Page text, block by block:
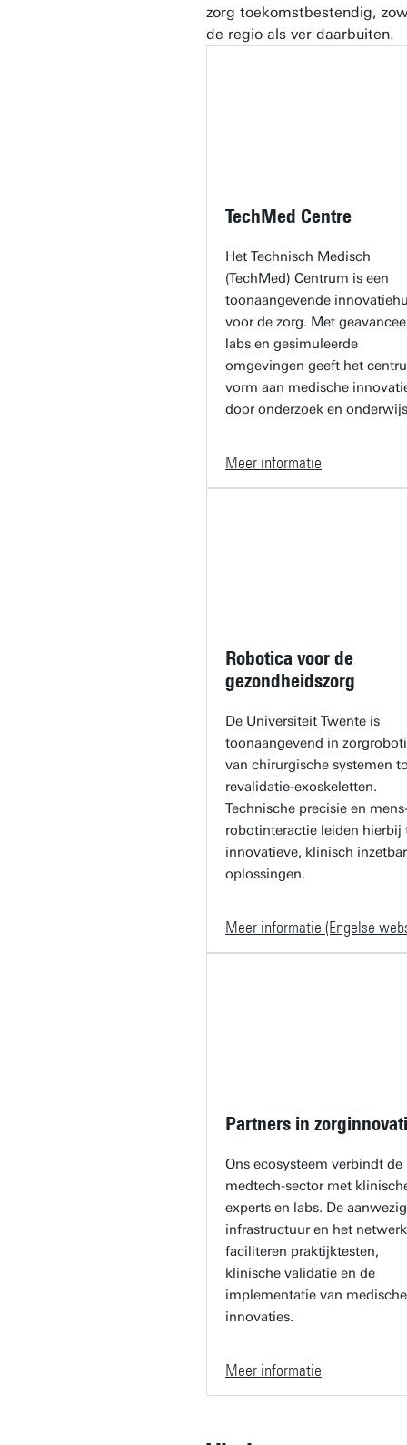
zorg toekomstbestendig,
de regio als ver daarbuiten.
TechMed Centre
Het Technisch Medisch
(TechMed) Centrum is een
toonaangevende
voor de zorg. Met
labs en gesimuleerde
omgevingen geeft het
vorm aan medische
door onderzoek en
Meer informatie
Robotica voor de
gezondheidszorg
De Universiteit Twente is
toonaangevend in
van chirurgische systemen
revalidatie-exoskeletten.
Technische precisie en
robotinteractie leiden hierbij
innovatieve, klinisch
oplossingen.
Meer informatie (Engelse
Partners in
Ons ecosysteem verbindt de
medtech-sector met
experts en labs. De
infrastructuur en het netwerk
faciliteren praktijktesten,
klinische validatie en de
implementatie van medische
innovaties.
Meer informatie